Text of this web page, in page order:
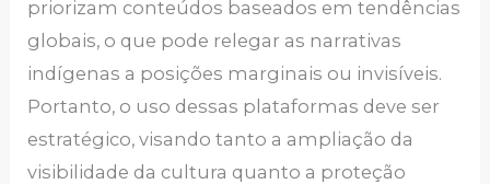
priorizam conteúdos baseados em tendências
globais, o que pode relegar as narrativas
indígenas a posições marginais ou invisíveis.
Portanto, o uso dessas plataformas deve ser
estratégico, visando tanto a ampliação da
visibilidade da cultura quanto a proteção